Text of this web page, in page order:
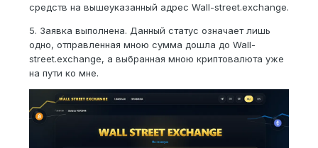
средств на вышеуказанный адрес Wall-street.exchange.
5. Заявка выполнена. Данный статус означает лишь
одно, отправленная мною сумма дошла до Wall-
street.exchange, а выбранная мною криптовалюта уже
на пути ко мне.